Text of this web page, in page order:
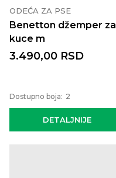
ODEĆA ZA PSE
Benetton džemper za
kuce m
DETALJNIJE
3.490,00 RSD
Dostupno boja: 2